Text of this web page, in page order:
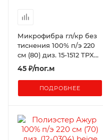
Микрофибра гл/кр без
тиснения 100% п/э 220
см (80) диз. 15-1512 TPX
Пыльная роза
45 ₽/пог.м
ПОДРОБНЕЕ